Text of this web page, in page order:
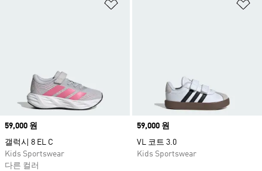
Price
59,000 원
갤럭시 8 EL C
Kids Sportswear
다른 컬러
Price
59,000 원
VL 코트 3.0
Kids Sportswear